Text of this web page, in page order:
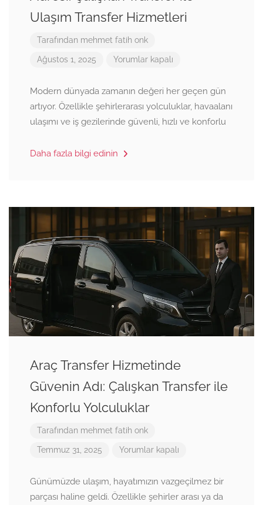
Ulaşım Transfer Hizmetleri
Tarafından mehmet fatih onk
Ağustos 1, 2025 Yorumlar kapalı
Modern dünyada zamanın değeri her geçen gün
artıyor. Özellikle şehirlerarası yolculuklar, havaalanı
ulaşımı ve iş gezilerinde güvenli, hızlı ve konforlu
Daha fazla bilgi edinin
Araç Transfer Hizmetinde
Güvenin Adı: Çalışkan Transfer ile
Konforlu Yolculuklar
Tarafından mehmet fatih onk
Temmuz 31, 2025 Yorumlar kapalı
Günümüzde ulaşım, hayatımızın vazgeçilmez bir
parçası haline geldi. Özellikle şehirler arası ya da